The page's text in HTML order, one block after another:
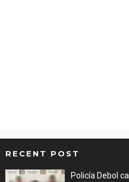
RECENT POST
Policía Debol